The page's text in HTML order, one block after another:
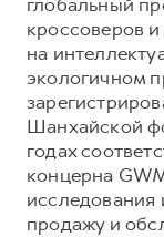
кроссоверов
на
экологичном
Шанхайской
годах
концерна
исследования
продажу и